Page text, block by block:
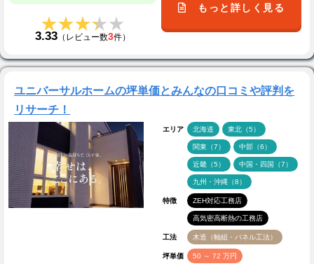
★★★★★
★★★★★
3.33 （レビュー数3件）
もっと詳しく見る
ユニバーサルホームの坪単価とみんなの口コミや評判を
リサーチ！
エリア 北海道 東北（5）
関東（7） 中部（6）
近畿（5） 中国・四国（7）
九州・沖縄（8）
特徴 ZEH対応工務店
高気密高断熱の工務店
工法 木造（軸組・パネル工法）
坪単価 50 ～ 72 万円